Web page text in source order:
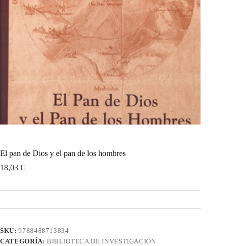
El pan de Dios y el pan de los hombres
18,03 €
SKU:9788488713834
CATEGORÍA:BIBLIOTECA DE INVESTIGACIÓN